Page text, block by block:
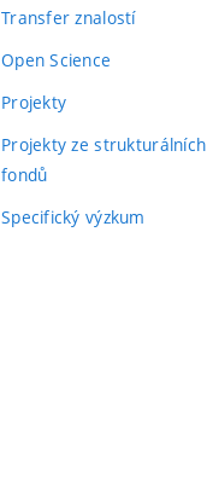
Transfer znalostí
Open Science
Projekty
Projekty ze strukturálních
fondů
Specifický výzkum